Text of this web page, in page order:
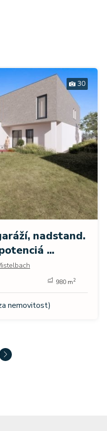
30
nadstand.
...
980 m2
nemovitost)